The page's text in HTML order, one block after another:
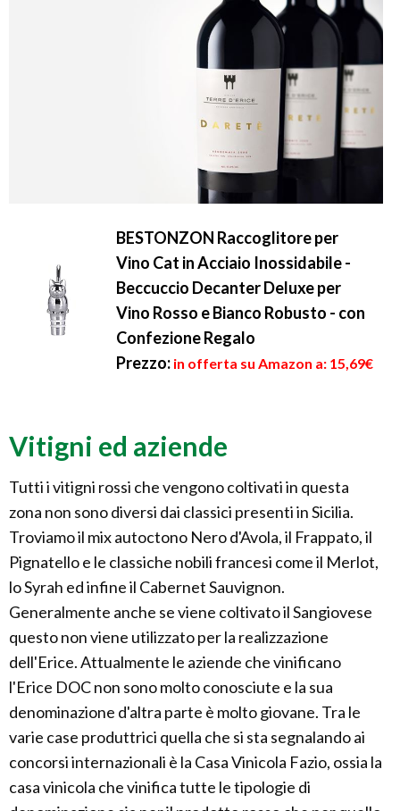
BESTONZON Raccoglitore per
Vino Cat in Acciaio Inossidabile -
Beccuccio Decanter Deluxe per
Vino Rosso e Bianco Robusto - con
Confezione Regalo
Prezzo: in offerta su Amazon a: 15,69€
Vitigni ed aziende
Tutti i vitigni rossi che vengono coltivati in questa
zona non sono diversi dai classici presenti in Sicilia.
Troviamo il mix autoctono Nero d'Avola, il Frappato, il
Pignatello e le classiche nobili francesi come il Merlot,
lo Syrah ed infine il Cabernet Sauvignon.
Generalmente anche se viene coltivato il Sangiovese
questo non viene utilizzato per la realizzazione
dell'Erice. Attualmente le aziende che vinificano
l'Erice DOC non sono molto conosciute e la sua
denominazione d'altra parte è molto giovane. Tra le
varie case produttrici quella che si sta segnalando ai
concorsi internazionali è la Casa Vinicola Fazio, ossia la
casa vinicola che vinifica tutte le tipologie di